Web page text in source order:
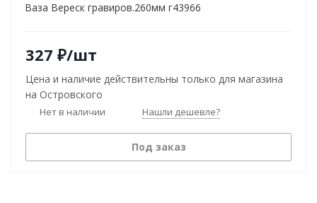
Ваза Вереск гравиров.260мм г43966
327 ₽/шт
Цена и наличие действительны только для магазина
на Островского
Нет в наличии Нашли дешевле?
Под заказ